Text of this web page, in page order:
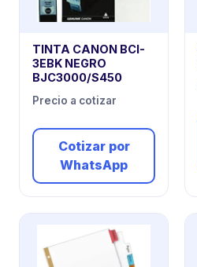
TINTA CANON BCI-
3EBK NEGRO
BJC3000/S450
Precio a cotizar
Cotizar por
WhatsApp